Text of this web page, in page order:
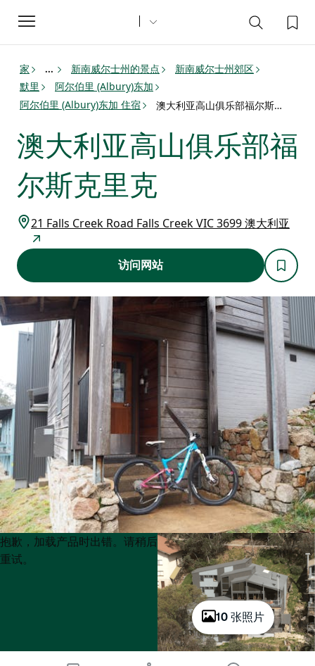
Toggle
navigation
家 ... 新南威尔士州的景点
新南威尔士州郊区
默里
阿尔伯里 (Albury)东加
阿尔伯里 (Albury)东加 住宿
澳大利亚高山俱乐部福尔斯克里克
澳大利亚高山俱乐部福
尔斯克里克
21 Falls Creek Road Falls Creek VIC 3699 澳大利亚
访问网站
10 张照片
Product
List
Product
List
抱歉，加载产品时出错。请稍后
重试。